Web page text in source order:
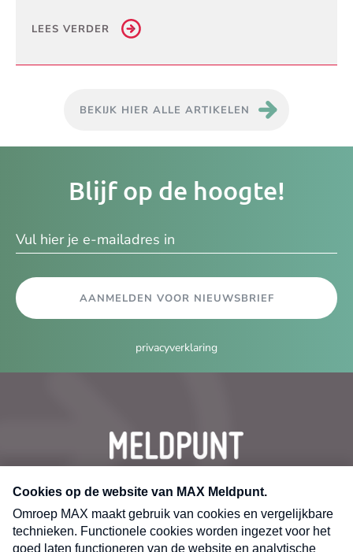
LEES VERDER
BEKIJK HIER ALLE ARTIKELEN
Blijf op de hoogte!
AANMELDEN VOOR NIEUWSBRIEF
privacyverklaring
CONTACT